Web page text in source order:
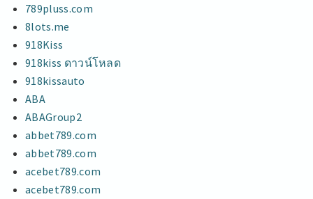
789pluss.com
8lots.me
918Kiss
918kiss ดาวน์โหลด
918kissauto
ABA
ABAGroup2
abbet789.com
abbet789.com
acebet789.com
acebet789.com